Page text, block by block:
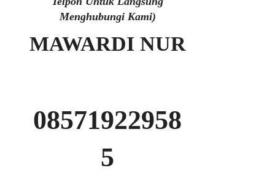
Menghubungi Kami)
MAWARDI NUR
08571922958
5